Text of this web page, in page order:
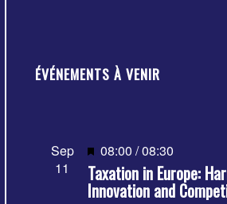
ÉVÉNEMENTS À VENIR
Sep
11
Mis
en
avant
08:00 /08:30
Taxation in Europe:
Innovation and